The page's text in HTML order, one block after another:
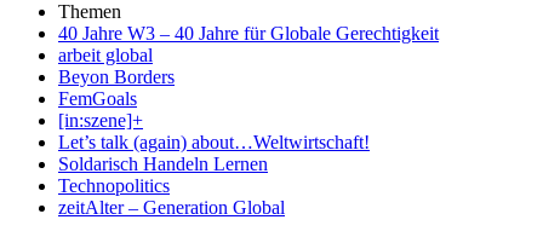
Themen
40 Jahre W3 – 40 Jahre für Globale Gerechtigkeit
arbeit global
Beyon Borders
FemGoals
[in:szene]+
Let’s talk (again) about…Weltwirtschaft!
Soldarisch Handeln Lernen
Technopolitics
zeitAlter – Generation Global